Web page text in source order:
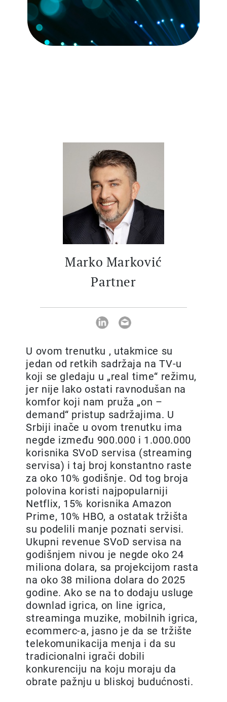
Marko Marković
Partner
U ovom trenutku , utakmice su
jedan od retkih sadržaja na TV-u
koji se gledaju u „real time“ režimu,
jer nije lako ostati ravnodušan na
komfor koji nam pruža „on –
demand“ pristup sadržajima. U
Srbiji inače u ovom trenutku ima
negde između 900.000 i 1.000.000
korisnika SVoD servisa (streaming
servisa) i taj broj konstantno raste
za oko 10% godišnje. Od tog broja
polovina koristi najpopularniji
Netflix, 15% korisnika Amazon
Prime, 10% HBO, а ostatak tržišta
su podelili manje poznati servisi.
Ukupni revenue SVoD servisa na
godišnjem nivou je negde oko 24
miliona dolara, sa projekcijom rasta
na oko 38 miliona dolara do 2025
godine. Ako se na to dodaju usluge
downlad igrica, on line igrica,
streaminga muzike, mobilnih igrica,
ecommerc-a, jasno je da se tržište
telekomunikacija menja i da su
tradicionalni igrači dobili
konkurenciju na koju moraju da
obrate pažnju u bliskoj budućnosti.